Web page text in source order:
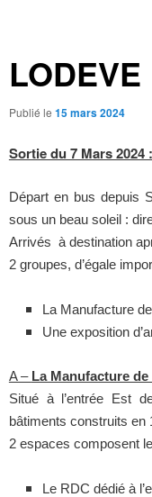
LODEVE
Publié le 15 mars 2024
Sortie du 7 Mars 2024
Départ en bus depuis
sous un beau soleil :
Arrivés à destination
2 groupes, d’égale
La Manufacture
Une exposition
A – La Manufacture
Situé à l’entrée Est
bâtiments construits en
2 espaces composent
Le RDC dédié à